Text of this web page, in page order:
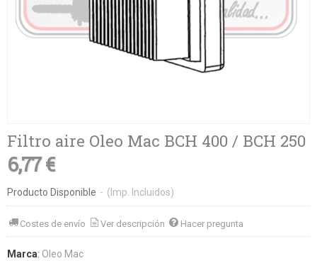
Filtro aire Oleo Mac BCH 400 / BCH 250
6,77 €
Producto Disponible - (Imp. Incluidos)
Costes de envío Ver descripción Hacer pregunta
Marca: Oleo Mac